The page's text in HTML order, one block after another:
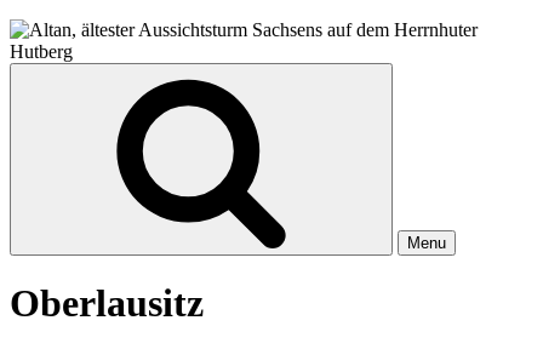
Menu
Oberlausitz